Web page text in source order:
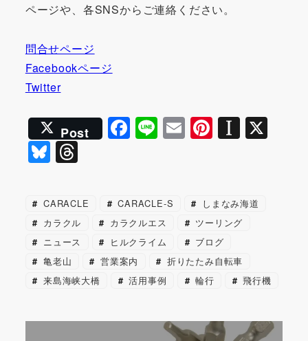
ページや、各SNSからご連絡ください。
問合せページ
Facebookページ
Twitter
Post F
e
b
o
o
k
Li E Pi
e
st
In
p
a
er
Bl
e
s
k
y
T
e
a
d
CARACLE CARACLE-S
しまなみ海道
カラクル
カラクルエス
ツーリング
ニュース
ヒルクライム
ブログ
亀老山
営業案内
折りたたみ自転車
来島海峡大橋
活用事例 輪行 飛行機